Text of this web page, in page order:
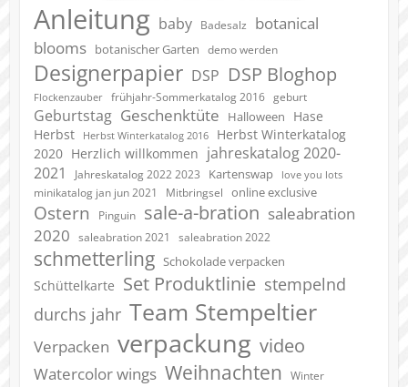
Anleitung baby Badesalz
botanical
blooms botanischer Garten demo werden
Designerpapier DSP DSP Bloghop
Flockenzauber frühjahr-Sommerkatalog 2016 geburt
Geburtstag Geschenktüte Halloween
Hase
Herbst
Herbst Winterkatalog 2016
Herbst Winterkatalog
2020 Herzlich willkommen jahreskatalog 2020-
2021
Jahreskatalog 2022 2023 Kartenswap love you lots
minikatalog jan jun 2021 Mitbringsel online exclusive
Ostern Pinguin sale-a-bration saleabration
2020
saleabration 2021 saleabration 2022
schmetterling Schokolade verpacken
Schüttelkarte Set Produktlinie stempelnd
durchs jahr Team Stempeltier
Verpacken verpackung video
Watercolor wings Weihnachten Winter